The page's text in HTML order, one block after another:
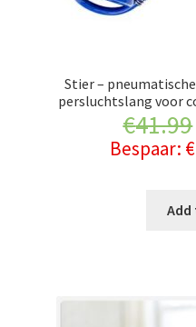
Stier –
persluchtslang voor
€41.99
Bespaar: €